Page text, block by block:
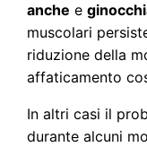
anche e
muscolari
riduzione della
affaticamento
In altri casi il
durante alcuni